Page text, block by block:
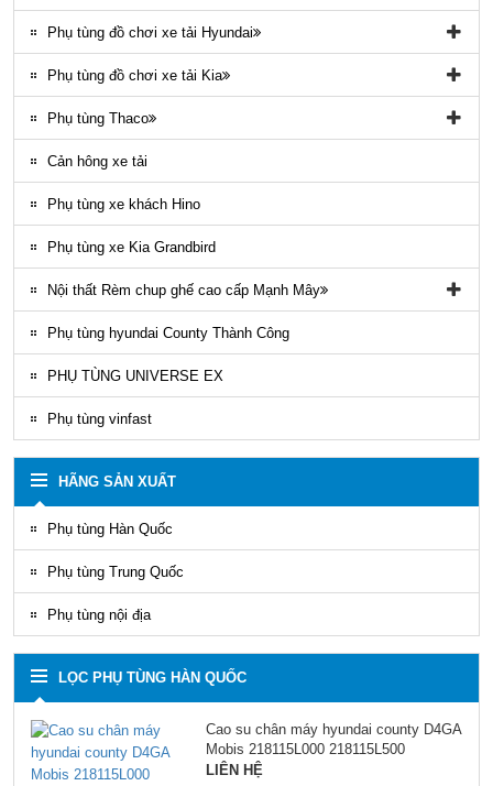
Phụ tùng đồ chơi xe tải Hyundai
Phụ tùng đồ chơi xe tải Hyundai HD65, HD72
Phụ tùng Trago
Phụ tung hyundai mighty ex8
Phụ tùng đồ chơi xe tải Kia
Phụ tùng đồ chơi kia Bongo
Phụ tùng Kia K3000
Phụ tùng Thaco
Phụ tùng vỏ xe khách Thaco
Phụ tùng gầm máy xe khách Thaco
Cản hông xe tải
Phụ tùng xe khách Hino
Phụ tùng xe Kia Grandbird
Nội thất Rèm chup ghế cao cấp Mạnh Mây
Rèm áo ghế xe County Mạnh Mây
Phụ tùng hyundai County Thành Công
PHỤ TÙNG UNIVERSE EX
Phụ tùng vinfast
HÃNG SẢN XUẤT
Phụ tùng Hàn Quốc
Phụ tùng Trung Quốc
Phụ tùng nội địa
LỌC PHỤ TÙNG HÀN QUỐC
Cao su chân máy hyundai county D4GA
Mobis 218115L000 218115L500
LIÊN HỆ